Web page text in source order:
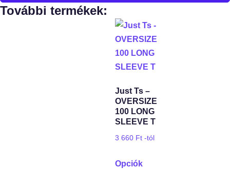
További termékek:
Just Ts –
OVERSIZE
100 LONG
SLEEVE T
3 660 Ft -tól
Opciók